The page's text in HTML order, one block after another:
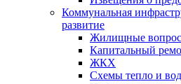
Коммунальная
развитие
Жилищные
Капитальный
ЖКХ
Схемы тепло и